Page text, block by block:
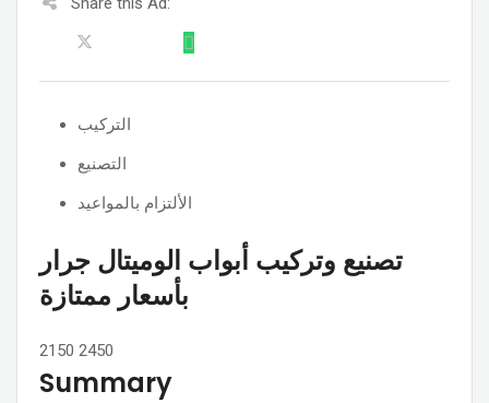
التركيب
التصنيع
الألتزام بالمواعيد
تصنيع وتركيب أبواب الوميتال جرار
بأسعار ممتازة
2150 2450
Summary